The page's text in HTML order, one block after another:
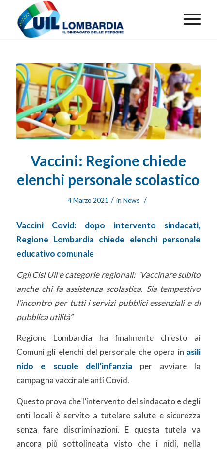
Vaccini: Regione chiede
elenchi personale scolastico
4 Marzo 2021 / in News /
Vaccini Covid: dopo intervento sindacati,
Regione Lombardia chiede elenchi personale
educativo comunale
Cgil Cisl Uil e categorie regionali: “Vaccinare subito
anche chi fa assistenza scolastica. Sia tempestivo
l’incontro per tutti i servizi pubblici essenziali e di
pubblica utilità”
Regione Lombardia ha finalmente chiesto ai
Comuni gli elenchi del personale che opera in asili
nido e scuole dell’infanzia per avviare la
campagna vaccinale anti Covid.
Questo prova che l’intervento del sindacato e degli
enti locali è servito a tutelare salute e sicurezza
senza fare discriminazioni. E questa tutela va
ancora più sottolineata visto che i nidi, nella